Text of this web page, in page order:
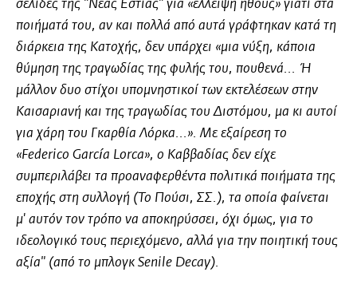
σελίδες της "Νέας Εστίας" για «έλλειψη ήθους» γιατί στα
ποιήματά του, αν και πολλά από αυτά γράφτηκαν κατά τη
διάρκεια της Κατοχής, δεν υπάρχει «μια νύξη, κάποια
θύμηση της τραγωδίας της φυλής του, πουθενά... Ή
μάλλον δυο στίχοι υπομνηστικοί των εκτελέσεων στην
Καισαριανή και της τραγωδίας του Διστόμου, μα κι αυτοί
για χάρη του Γκαρθία Λόρκα...». Με εξαίρεση το
«Federico García Lorca», ο Καββαδίας δεν είχε
συμπεριλάβει τα προαναφερθέντα πολιτικά ποιήματα της
εποχής στη συλλογή (Το Πούσι, ΣΣ.), τα οποία φαίνεται
μ' αυτόν τον τρόπο να αποκηρύσσει, όχι όμως, για το
ιδεολογικό τους περιεχόμενο, αλλά για την ποιητική τους
αξία" (από το μπλογκ Senile Decay).